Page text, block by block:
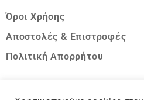
Όροι Χρήσης
Αποστολές & Επιστροφές
Πολιτική Απορρήτου
Call us